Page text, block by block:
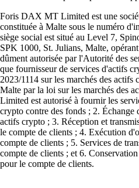
Foris DAX MT Limited est une
constituée à Malte sous le numéro
siège social est situé au Level 7,
SPK 1000, St. Julians, Malte,
dûment autorisée par l'Autorité des
que fournisseur de services d'actifs
2023/1114 sur les marchés des
Malte par la loi sur les marchés des
Limited est autorisé à fournir les
crypto contre des fonds ; 2. Échange
actifs crypto ; 3. Réception et
le compte de clients ; 4. Exécution
compte de clients ; 5. Services de
compte de clients ; et 6.
pour le compte de clients.